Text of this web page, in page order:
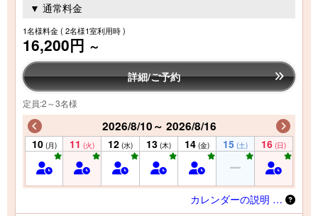
▼ 通常料金
1名様料金( 2名様1室利用時 )
16,200円 ～
詳細/ご予約
定員:2～3名様
2026/8/10～ 2026/8/16
10 (月) 11 (火) 12 (水) 13 (木) 14 (金) 15 (土) 16 (日)
カレンダーの説明 …